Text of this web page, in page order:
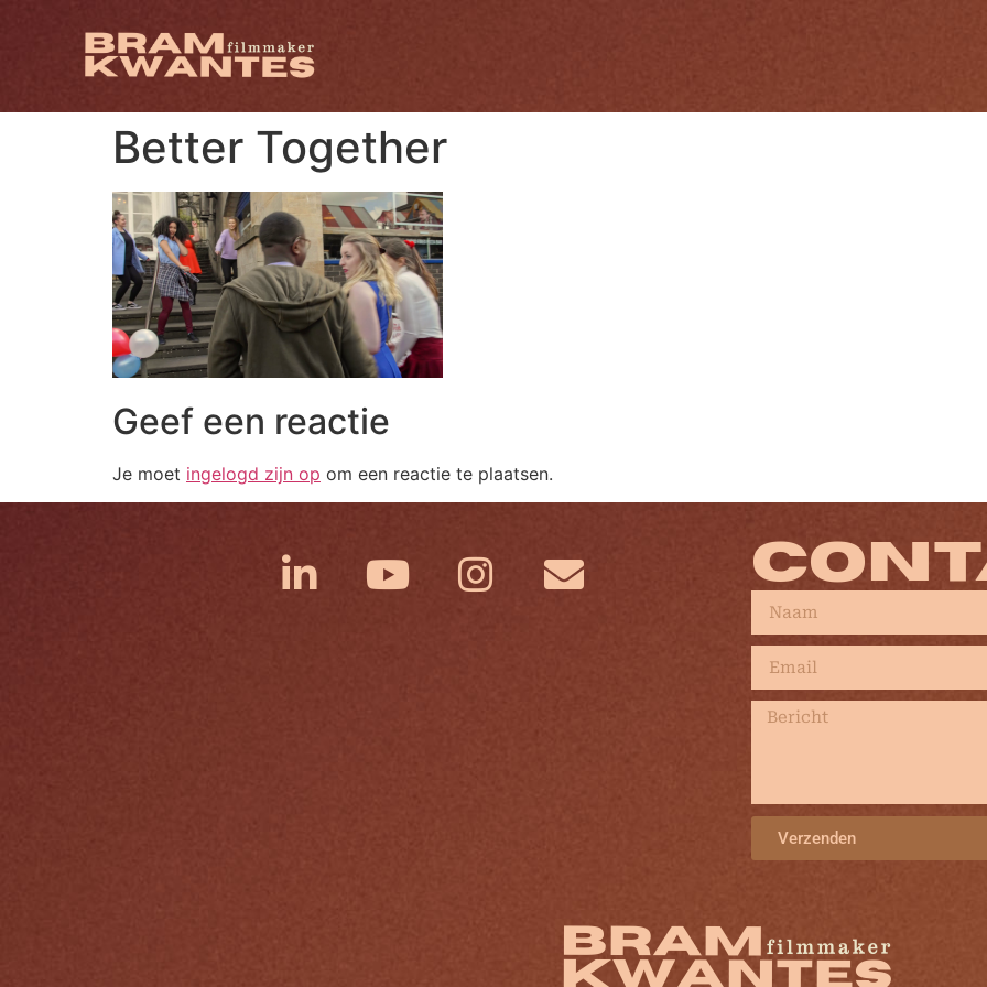
Better Together
Geef een reactie
Je moet ingelogd zijn op om een reactie te plaatsen.
Verzenden